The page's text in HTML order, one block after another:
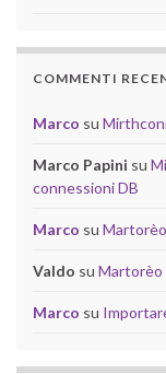
COMMENTI
Marco su
Marco Papini su
connessioni DB
Marco su Martorèo
Valdo su Martorèo
Marco su